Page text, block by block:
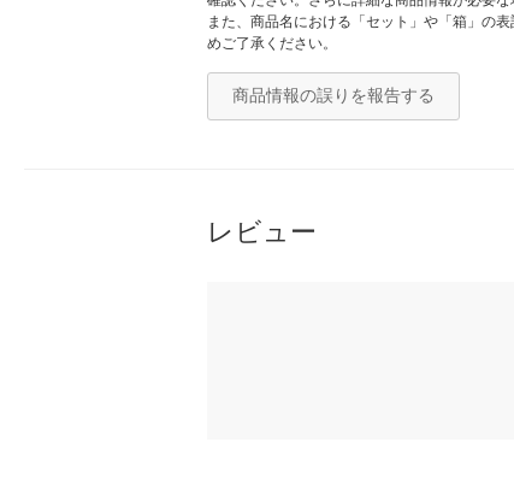
また、商品名における「セット」や「箱」の
めご了承ください。
商品情報の誤りを報告する
レビュー